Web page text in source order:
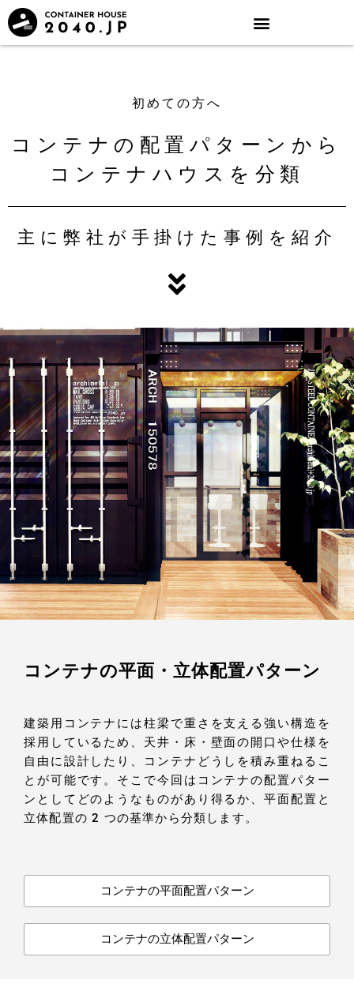
初めての方へ
コンテナの配置パターンから
コンテナハウスを分類
主に弊社が手掛けた事例を紹介
コンテナの平面・立体配置パターン
建築用コンテナには柱梁で重さを支える強い構造を
採用しているため、天井・床・壁面の開口や仕様を
自由に設計したり、コンテナどうしを積み重ねるこ
とが可能です。そこで今回はコンテナの配置パター
ンとしてどのようなものがあり得るか、平面配置と
立体配置の 2 つの基準から分類します。
コンテナの平面配置パターン
コンテナの立体配置パターン